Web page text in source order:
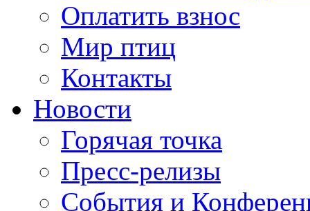
Оплатить взнос
Мир птиц
Контакты
Новости
Горячая точка
Пресс-релизы
События и